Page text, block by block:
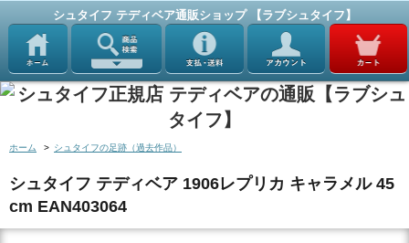
シュタイフ テディベア通販ショップ 【ラブシュタイフ】
ホーム > シュタイフの足跡（過去作品）
シュタイフ テディベア 1906レプリカ キャラメル 45
cm EAN403064